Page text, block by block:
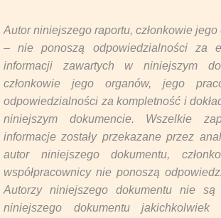
Autor niniejszego raportu, członkowie
– nie ponoszą odpowiedzialności za
informacji zawartych w niniejszym
członkowie jego organów, jego
odpowiedzialności za kompletność i
niniejszym dokumencie. Wszelkie
informacje zostały przekazane przez
autor niniejszego dokumentu,
współpracownicy nie ponoszą
Autorzy niniejszego dokumentu nie
niniejszego dokumentu